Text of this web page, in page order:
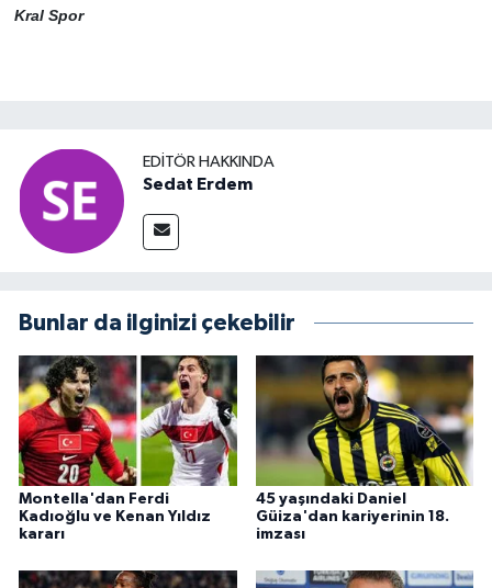
Kral Spor
EDITÖR HAKKINDA
Sedat Erdem
Bunlar da ilginizi çekebilir
Montella'dan Ferdi
Kadıoğlu ve Kenan Yıldız
kararı
45 yaşındaki Daniel
Güiza'dan kariyerinin 18.
imzası